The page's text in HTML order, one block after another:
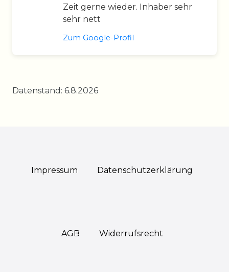
Zeit gerne wieder. Inhaber sehr
sehr nett
Zum Google-Profil
Datenstand: 6.8.2026
Impressum Daten­schutz­erklärung
AGB Widerrufs­recht